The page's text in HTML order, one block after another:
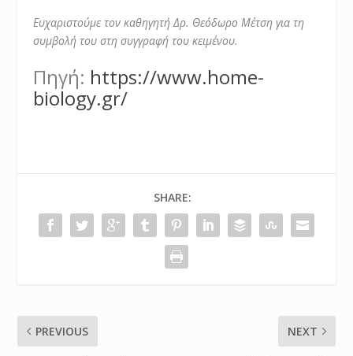
Ευχαριστούμε τον καθηγητή Δρ. Θεόδωρο Μέτση για τη
συμβολή του στη συγγραφή του κειμένου.
Πηγή: https://www.home-
biology.gr/
SHARE:
PREVIOUS NEXT